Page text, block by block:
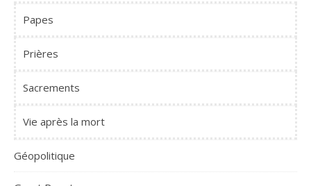
Papes
Prières
Sacrements
Vie après la mort
Géopolitique